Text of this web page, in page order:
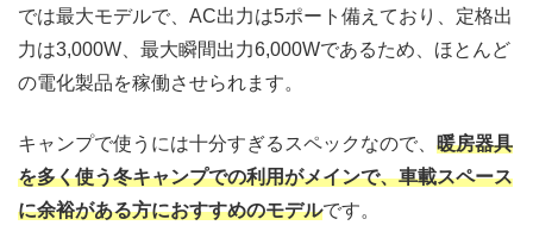
では最大モデルで、AC出力は5ポート備えており、定格出
力は3,000W、最大瞬間出力6,000Wであるため、ほとんど
の電化製品を稼働させられます。
キャンプで使うには十分すぎるスペックなので、 暖房器具
を多く使う冬キャンプでの利用がメインで、車載スペース
に余裕がある方におすすめのモデルです。